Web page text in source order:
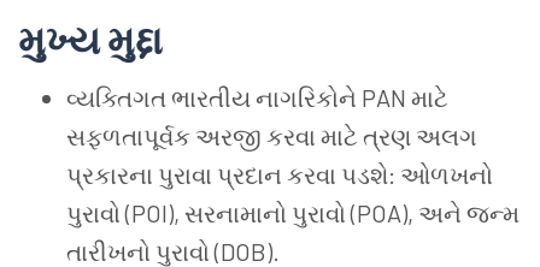
મુખ્ય મુદ્દા
વ્યક્તિગત ભારતીય નાગરિકોને PAN માટે
સફળતાપૂર્વક અરજી કરવા માટે ત્રણ અલગ
પ્રકારના પુરાવા પ્રદાન કરવા પડશે: ઓળખનો
પુરાવો (POI), સરનામાનો પુરાવો (POA), અને જન્મ
તારીખનો પુરાવો (DOB).